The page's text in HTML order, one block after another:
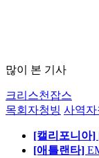
많이 본 기사
크리스천잡스
목회자청빙 사역자
[캘리포니아]
[애틀랜타]